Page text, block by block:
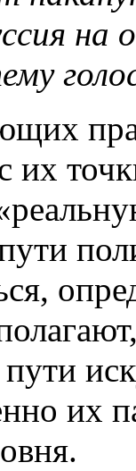
их
их